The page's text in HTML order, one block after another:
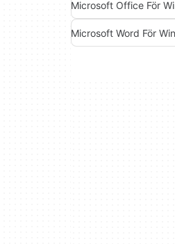
Microsoft Office För
Microsoft Word För